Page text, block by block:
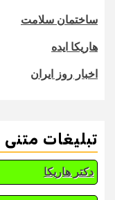
ساختمان سلامت
هاریکا ایده
اخبار روز ایران
تبلیغات
دکتر هاریکا